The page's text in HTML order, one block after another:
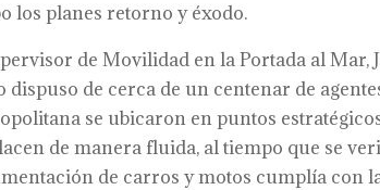
los planes retorno y éxodo.
de Movilidad en la Portada al Mar,
dispuso de cerca de un centenar de
se ubicaron en puntos
de manera fluida, al tiempo que se
de carros y motos cumplía con